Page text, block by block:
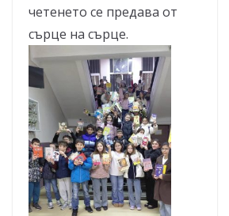
четенето се предава от
сърце на сърце.